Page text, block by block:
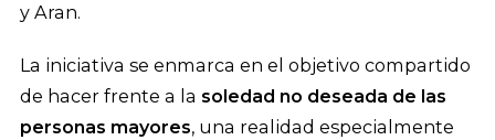
y Aran.
La iniciativa se enmarca en el objetivo compartido
de hacer frente a la soledad no deseada de las
personas mayores, una realidad especialmente